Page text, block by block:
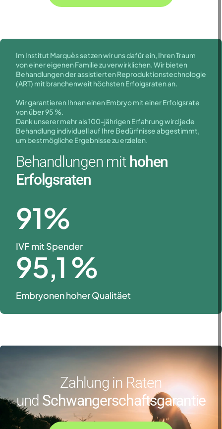
Im Institut Marquès setzen wir uns dafür ein, Ihren Traum
von einer eigenen Familie zu verwirklichen. Wir bieten
Behandlungen der assistierten Reproduktionstechnologie
(ART) mit branchenweit höchsten Erfolgsraten an.
Wir garantieren Ihnen einen Embryo mit einer Erfolgsrate
von über 95 %.
Dank unserer mehr als 100-jährigen Erfahrung wird jede
Behandlung individuell auf Ihre Bedürfnisse abgestimmt,
um bestmögliche Ergebnisse zu erzielen.
Behandlungen mit hohen
Erfolgsraten
91%
IVF mit Spender
95,1 %
Embryonen hoher Qualitäet
Zahlung in Raten
und Schwangerschaftsgarantie